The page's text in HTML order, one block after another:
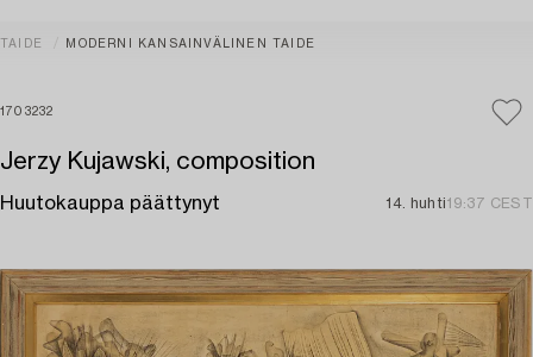
TAIDE MODERNI KANSAINVÄLINEN TAIDE
1703232
Jerzy Kujawski, composition
Huutokauppa päättynyt 14. huhti19:37 CEST